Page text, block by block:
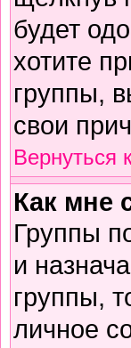
будет
хотите
группы,
свои
Вернуться
Как мне
Группы
и
группы,
личное